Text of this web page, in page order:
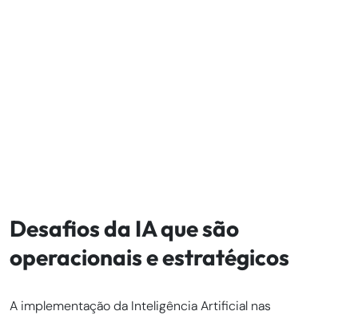
Desafios da IA que são
operacionais e estratégicos
A implementação da Inteligência Artificial nas